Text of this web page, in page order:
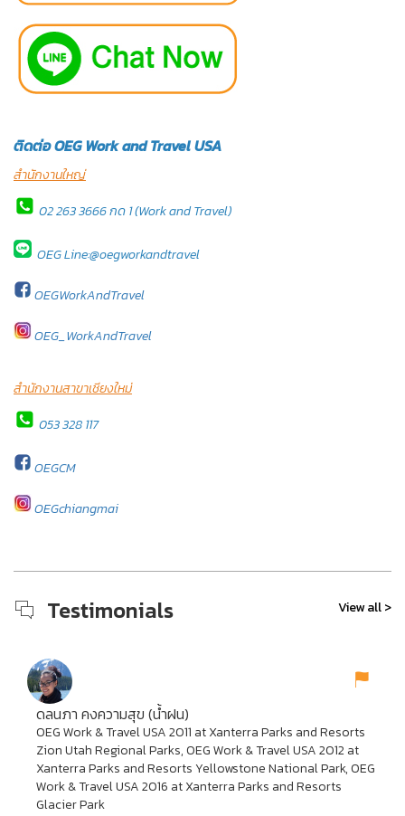
ติดต่อ OEG Work and Travel USA
สำนักงานใหญ่
02 263 3666 กด 1 (Work and Travel)
OEG Line:@oegworkandtravel
OEGWorkAndTravel
OEG_WorkAndTravel
สำนักงานสาขาเชียงใหม่
053 328 117
OEGCM
OEGchiangmai
Testimonials View all >
ดลนภา คงความสุข (น้ำฝน)
OEG Work & Travel USA 2011 at Xanterra Parks and Resorts
Zion Utah Regional Parks, OEG Work & Travel USA 2012 at
Xanterra Parks and Resorts Yellowstone National Park, OEG
Work & Travel USA 2016 at Xanterra Parks and Resorts
Glacier Park